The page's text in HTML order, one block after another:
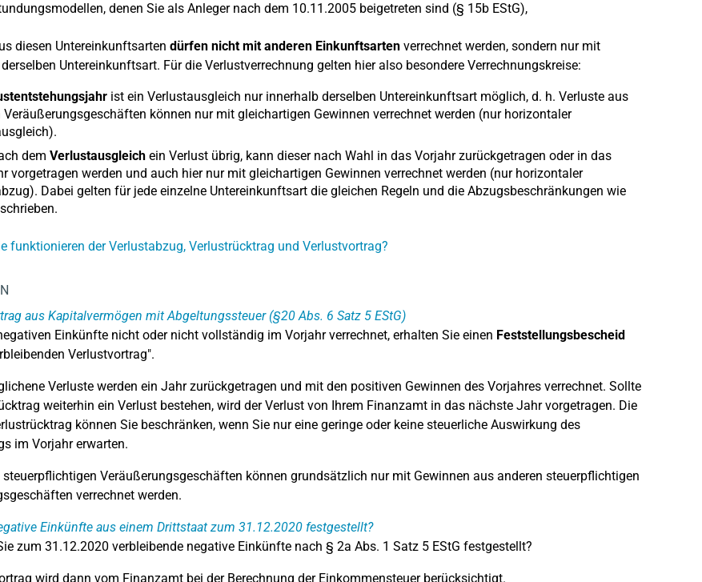
denen Sie als Anleger nach dem 10.11.2005 beigetreten sind (§ 15b EStG),
diesen Untereinkunftsarten dürfen nicht mit anderen Einkunftsartenverrechnet werden, sondern nur mit
Untereinkunftsart. Für die Verlustverrechnung gelten hier also besondere Verrechnungskreise:
ist ein Verlustausgleich nur innerhalb derselben Untereinkunftsart möglich, d. h. Verluste aus
Veräußerungsgeschäften können nur mit gleichartigen Gewinnen verrechnet werden (nur horizontaler
dem Verlustausgleichein Verlust übrig, kann dieser nach Wahl in das Vorjahr zurückgetragen oder in das
vorgetragen werden und auch hier nur mit gleichartigen Gewinnen verrechnet werden (nur horizontaler
Dabei gelten für jede einzelne Untereinkunftsart die gleichen Regeln und die Abzugsbeschränkungen wie
funktionieren der Verlustabzug, Verlustrücktrag und Verlustvortrag?
aus Kapitalvermögen mit Abgeltungssteuer (§20 Abs. 6 Satz 5 EStG)
Einkünfte nicht oder nicht vollständig im Vorjahr verrechnet, erhalten Sie einen Feststellungsbescheid
Verlustvortrag".
Verluste werden ein Jahr zurückgetragen und mit den positiven Gewinnen des Vorjahres verrechnet. Sollte
weiterhin ein Verlust bestehen, wird der Verlust von Ihrem Finanzamt in das nächste Jahr vorgetragen. Die
können Sie beschränken, wenn Sie nur eine geringe oder keine steuerliche Auswirkung des
im Vorjahr erwarten.
steuerpflichtigen Veräußerungsgeschäften können grundsätzlich nur mit Gewinnen aus anderen steuerpflichtigen
verrechnet werden.
Einkünfte aus einem Drittstaat zum 31.12.2020 festgestellt?
zum 31.12.2020 verbleibende negative Einkünfte nach § 2a Abs. 1 Satz 5 EStG festgestellt?
wird dann vom Finanzamt bei der Berechnung der Einkommensteuer berücksichtigt.